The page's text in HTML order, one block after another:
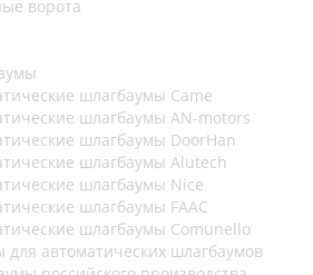
ворота
шлагбаумы Came
шлагбаумы AN-motors
шлагбаумы DoorHan
шлагбаумы Alutech
шлагбаумы Nice
шлагбаумы FAAC
шлагбаумы Comunello
для автоматических шлагбаумов